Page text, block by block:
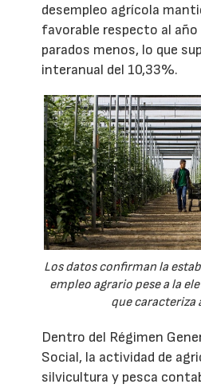
desempleo agrícola
favorable respecto al
parados menos, lo que
interanual del 10,33%.
Los datos confirman la
empleo agrario pese a la
que caracteriza
Dentro del Régimen
Social, la actividad de
silvicultura y pesca